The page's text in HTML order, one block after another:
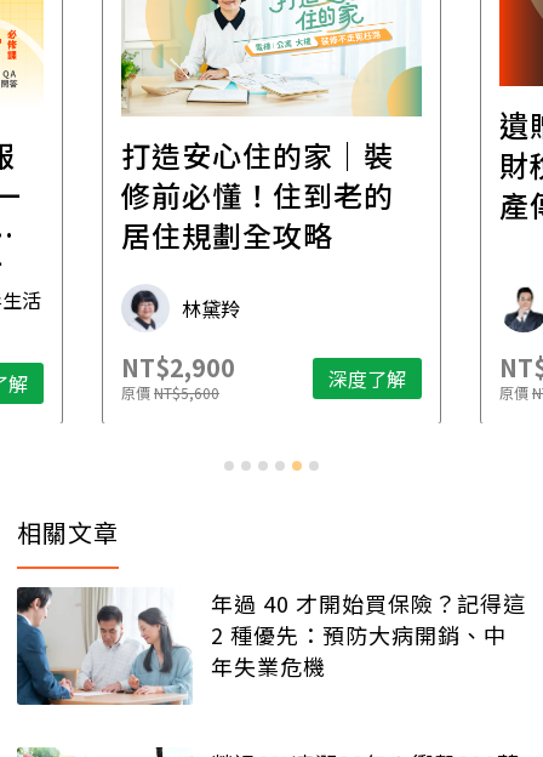
活
解
打造安心住的家｜裝
修前必懂！住到老的
居住規劃全攻略
林黛羚
NT$2,900
原價NT$5,600 深度了解
遺
財
產
原價
相關文章
年過 40 才開始買保險？記得這
2 種優先：預防大病開銷、中
年失業危機